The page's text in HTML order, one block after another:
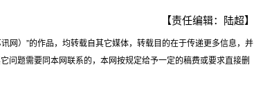
【责任编辑：陆超】
网）”的作品，均转载自其它媒体，转载目的在于传递更多信息，并
问题需要同本网联系的，本网按规定给予一定的稿费或要求直接删